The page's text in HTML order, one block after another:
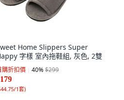
Home Slippers Super
字樣 室內拖鞋組, 灰色, 2雙
購折扣價 40%$299
1套)